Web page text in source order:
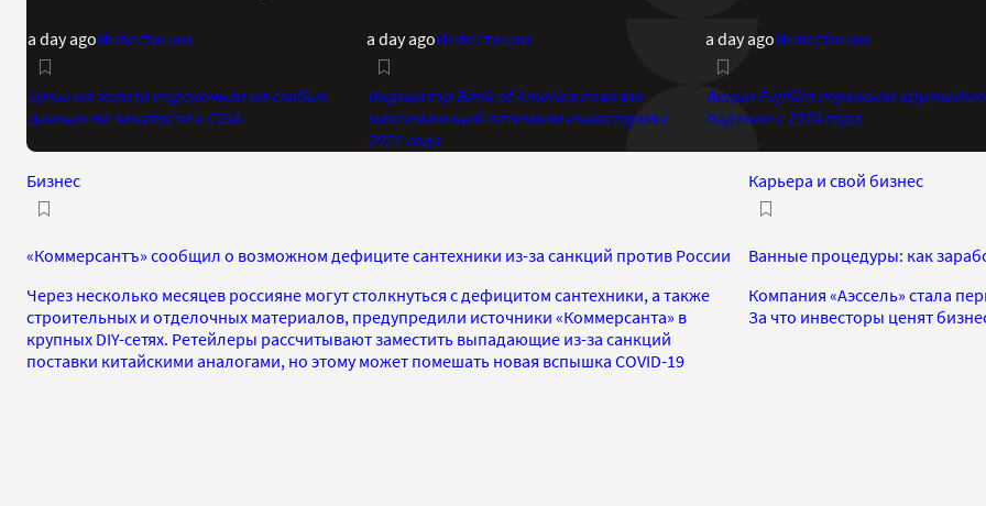
a day agoИнвестиции
Цены на золото подскочили на слабых
данных по занятости в США
a day agoИнвестиции
Индикатор Bank of America показал
максимальный оптимизм инвесторов с
2021 года
a day agoИнвестиции
Акции Fujifilm пережили
падение с 1974 года
Бизнес
«Коммерсантъ» сообщил о возможном дефиците сантехники из-за санкций против России
Через несколько месяцев россияне могут столкнуться с дефицитом сантехники, а также
строительных и отделочных материалов, предупредили источники «Коммерсанта» в
крупных DIY-сетях. Ретейлеры рассчитывают заместить выпадающие из-за санкций
поставки китайскими аналогами, но этому может помешать новая вспышка COVID-19
Карьера и свой бизнес
Ванные процедуры: как
Компания «Аэссель» стала
За что инвесторы ценят